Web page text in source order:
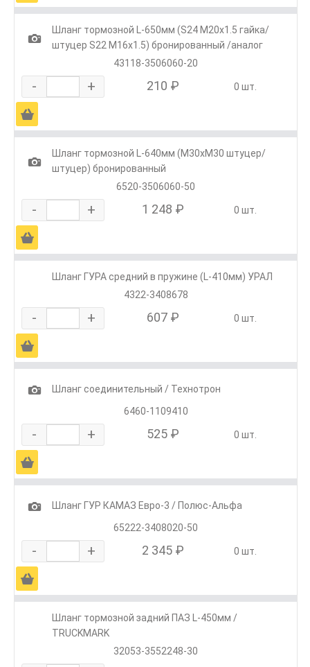
1
Шланг тормозной L-650мм (S24 M20х1.5 гайка/
штуцер S22 M16х1.5) бронированный /аналог
43118-3506060-20
- + 210 ₽ 0 шт.
Ä
1
Шланг тормозной L-640мм (М30хМ30 штуцер/
штуцер) бронированный
6520-3506060-50
- + 1 248 ₽ 0 шт.
Ä
Шланг ГУРА средний в пружине (L-410мм) УРАЛ
4322-3408678
- + 607 ₽ 0 шт.
Ä
1
Шланг соединительный / Технотрон
6460-1109410
- + 525 ₽ 0 шт.
Ä
1
Шланг ГУР КАМАЗ Евро-3 / Полюс-Альфа
65222-3408020-50
- + 2 345 ₽ 0 шт.
Ä
Шланг тормозной задний ПАЗ L-450мм /
TRUCKMARK
32053-3552248-30